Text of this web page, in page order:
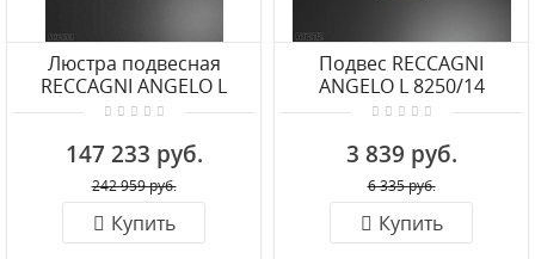
Люстра подвесная
RECCAGNI ANGELO L
8250/5
147 233 руб.
242 959 руб.
Купить
Подвес RECCAGNI
ANGELO L 8250/14
3 839 руб.
6 335 руб.
Купить